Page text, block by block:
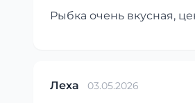
Рыбка очень вкусная,
Леха 03.05.2026